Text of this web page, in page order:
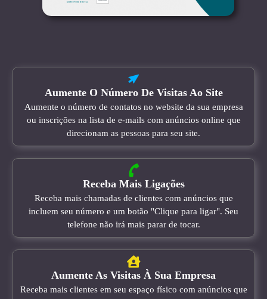
Aumente O Número De Visitas Ao Site
Aumente o número de contatos no website da sua empresa
ou inscrições na lista de e-mails com anúncios online que
direcionam as pessoas para seu site.
Receba Mais Ligações
Receba mais chamadas de clientes com anúncios que
incluem seu número e um botão "Clique para ligar". Seu
telefone não irá mais parar de tocar.
Aumente As Visitas À Sua Empresa
Receba mais clientes em seu espaço físico com anúncios que